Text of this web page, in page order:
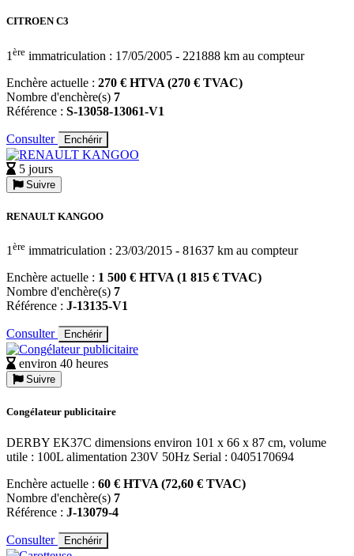
CITROEN C3
1 ère immatriculation : 17/05/2005 - 221888 km au compteur
Enchère actuelle : 270 € HTVA (270 € TVAC)
Nombre d'enchère(s) 7
Référence : S-13058-13061-V1
Consulter Enchérir
5 jours
Suivre
RENAULT KANGOO
1ère immatriculation : 23/03/2015 - 81637 km au compteur
Enchère actuelle : 1 500 € HTVA (1 815 € TVAC)
Nombre d'enchère(s) 7
Référence : J-13135-V1
Consulter Enchérir
environ 40 heures
Suivre
Congélateur publicitaire
DERBY EK37C dimensions environ 101 x 66 x 87 cm, volume
utile : 100L alimentation 230V 50Hz Serial : 0405170694
Enchère actuelle : 60 € HTVA (72,60 € TVAC)
Nombre d'enchère(s) 7
Référence : J-13079-4
Consulter Enchérir